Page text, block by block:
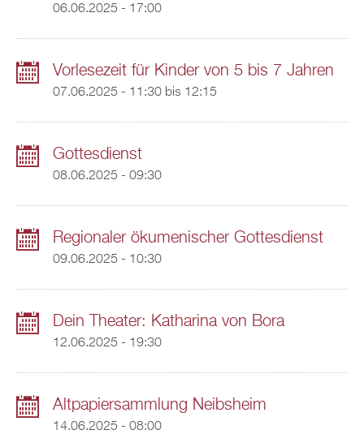
06.06.2025 - 17:00
Vorlesezeit für Kinder von 5 bis 7 Jahren
07.06.2025 - 11:30bis 12:15
Gottesdienst
08.06.2025 - 09:30
Regionaler ökumenischer Gottesdienst
09.06.2025 - 10:30
Dein Theater: Katharina von Bora
12.06.2025 - 19:30
Altpapiersammlung Neibsheim
14.06.2025 - 08:00